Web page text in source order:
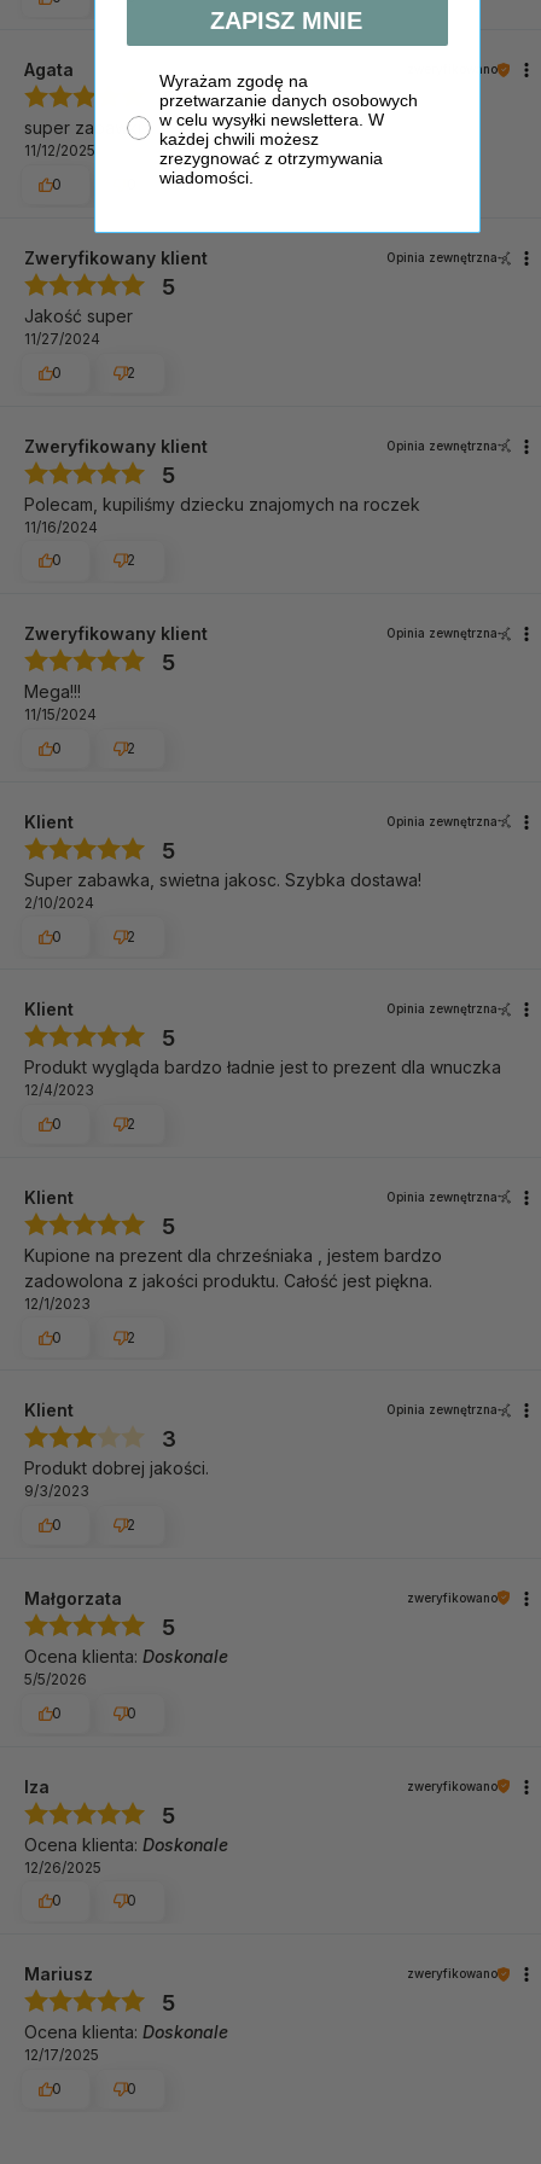
Agata zweryfikowano
5
super zabawki
11/12/2025
0
Zweryfikowany klient Opinia zewnętrzna
5
Jakość super
11/27/2024
0
2
Zweryfikowany klient Opinia zewnętrzna
5
Polecam, kupiliśmy dziecku znajomych na roczek
11/16/2024
0
2
Zweryfikowany klient Opinia zewnętrzna
5
Mega!!!
11/15/2024
0
2
Klient Opinia zewnętrzna
5
Super zabawka, swietna jakosc. Szybka dostawa!
2/10/2024
0
2
Klient Opinia zewnętrzna
5
Produkt wygląda bardzo ładnie jest to prezent dla wnuczka
12/4/2023
0
2
Klient Opinia zewnętrzna
5
Kupione na prezent dla chrześniaka , jestem bardzo
zadowolona z jakości produktu. Całość jest piękna.
12/1/2023
0
2
Klient Opinia zewnętrzna
3
Produkt dobrej jakości.
9/3/2023
0
2
Małgorzata zweryfikowano
5
Ocena klienta: Doskonale
5/5/2026
0
0
Iza zweryfikowano
5
Ocena klienta: Doskonale
12/26/2025
0
0
Mariusz zweryfikowano
5
Ocena klienta: Doskonale
12/17/2025
0
0
ZAPISZ MNIE
Wyrażam zgodę na
przetwarzanie danych osobowych
w celu wysyłki newslettera. W
każdej chwili możesz
zrezygnować z otrzymywania
wiadomości.